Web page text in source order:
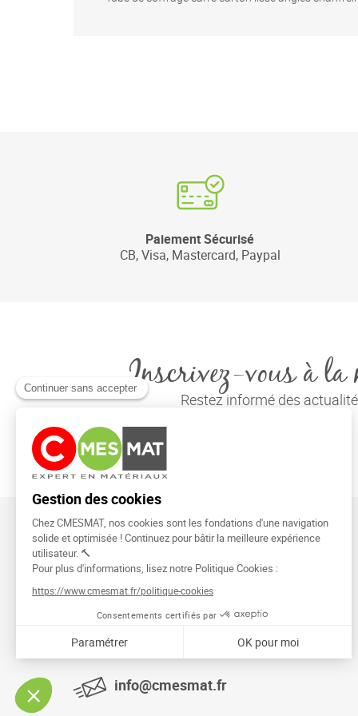
Paiement Sécurisé
CB, Visa, Mastercard, Paypal
Inscrivez-vous à la
Restez informé des
CMESMAT
91026 EVRY COURCOURONNES
info@cmesmat.fr